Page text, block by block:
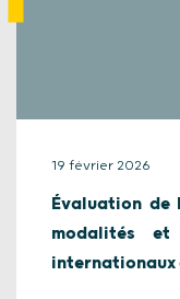
19 février 2026
Évaluation
modalités et
internationaux